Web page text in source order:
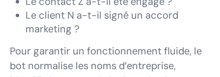
Le client N a-t-il signé un accord
marketing ?
Pour garantir un fonctionnement fluide, le
bot normalise les noms d’entreprise,